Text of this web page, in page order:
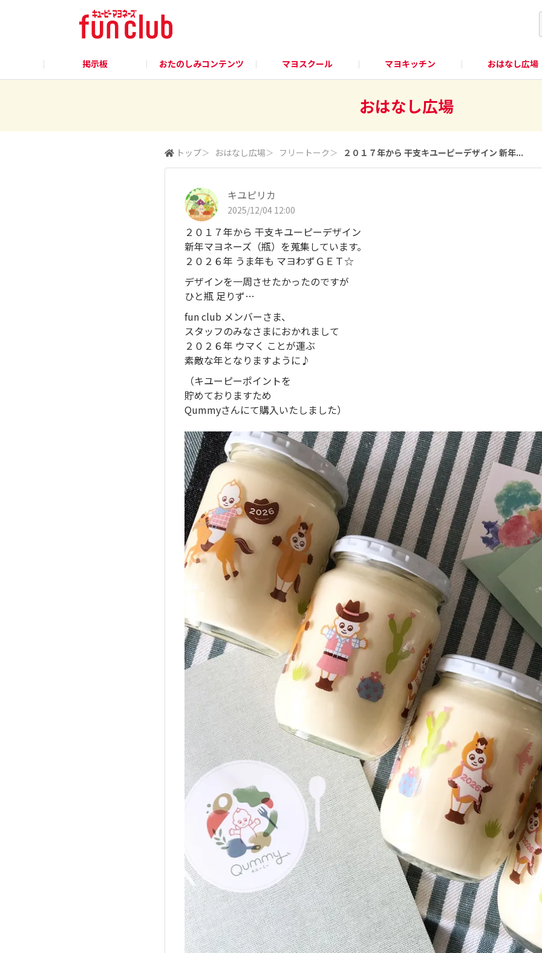
掲示板 おたのしみコンテンツ マヨスクール マヨキッチン おはなし広場
おはなし広場
トップ＞ おはなし広場＞ フリートーク ＞ ２０１７年から 干支キユーピーデザイン 新年...
キユピリカ
2025/12/04 12:00
２０１７年から 干支キユーピーデザイン
新年マヨネーズ（瓶）を蒐集しています。
２０２６年 うま年も マヨわずＧＥＴ☆
デザインを一周させたかったのですが
ひと瓶 足りず…
fun club メンバーさま、
スタッフのみなさまにおかれまして
２０２６年 ウマく ことが運ぶ
素敵な年となりますように♪
（キユーピーポイントを
貯めておりますため
Qummyさんにて購入いたしました）